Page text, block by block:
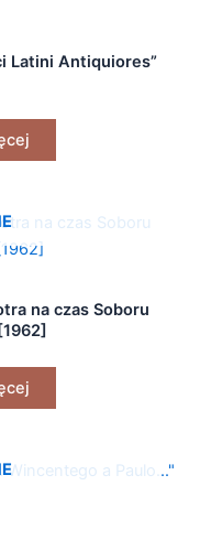
Latini Antiquiores”
na czas Soboru